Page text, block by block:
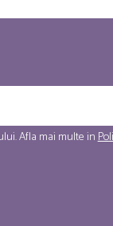
Afla mai multe in